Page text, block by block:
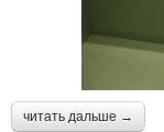
читать дальше →